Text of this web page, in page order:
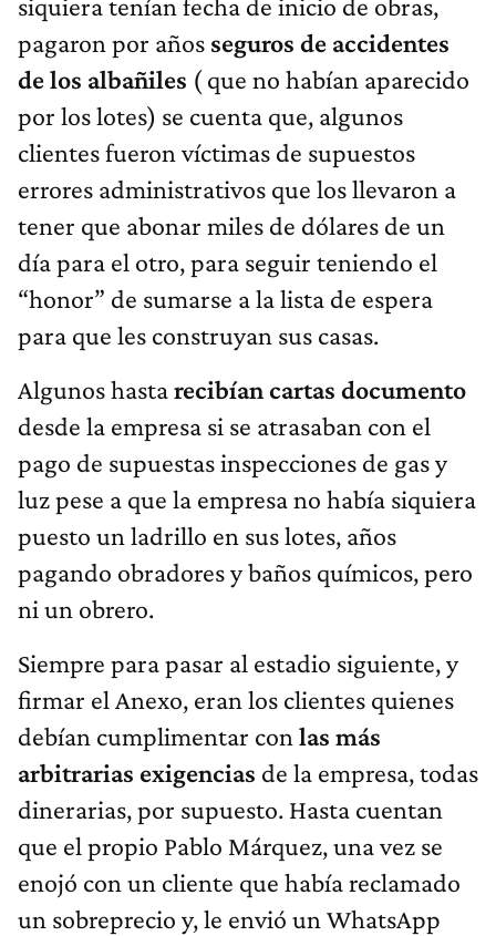
siquiera tenían fecha de inicio de obras,
pagaron por años seguros de accidentes
de los albañiles ( que no habían aparecido
por los lotes) se cuenta que, algunos
clientes fueron víctimas de supuestos
errores administrativos que los llevaron a
tener que abonar miles de dólares de un
día para el otro, para seguir teniendo el
“honor” de sumarse a la lista de espera
para que les construyan sus casas.
Algunos hastarecibían cartas documento
desde la empresa si se atrasaban con el
pago de supuestas inspecciones de gas y
luz pese a que la empresa no había siquiera
puesto un ladrillo en sus lotes, años
pagando obradores y baños químicos, pero
ni un obrero.
Siempre para pasar al estadio siguiente, y
firmar el Anexo, eran los clientes quienes
debían cumplimentar con las más
arbitrarias exigencias de la empresa, todas
dinerarias, por supuesto. Hasta cuentan
que el propio Pablo Márquez, una vez se
enojó con un cliente que había reclamado
un sobreprecio y, le envió un WhatsApp